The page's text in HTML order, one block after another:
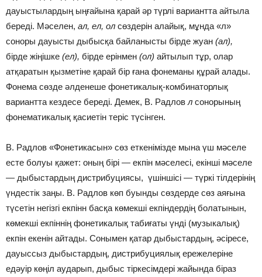
дауыстылардың ыңғайына қарай әр түрлі вариантта айтыла
береді. Мәселен, ал, ел, ол сөздерін алайық, мұнда «л»
соноры дауысты дыбысқа байланысты бірде жуан (ал),
бірде жіңішке (ел), бірде ерінмен (ол) айтылып тұр, олар
атқаратын қызметіне қарай бір ғана фонеманы құрай алады.
Фонема сөзде әлденеше фонетикалық-комбинаторлық
вариантта кездесе береді. Демек, В. Радлов л сонорының
фонематикалық қасиетін теріс түсінген.
В. Радлов «Фонетикасын» сөз еткенімізде мына үш мәселе
есте болуы қажет: оның бірі — екпін мәселесі, екінші мәселе
— дыбыстардың дистрибуциясы, үшіншісі — түркі тілдерінің
үндестік заңы. В. Радлов көп буынды сөздерде сөз аяғына
түсетін негізгі екпінн басқа көмекші екпіндердің болатынын,
көмекші екпіннің фонетикалық табиғаты үнді (музыкалық)
екпін екенін айтады. Сонымен қатар дыбыстардың, әсіресе,
дауыссыз дыбыстардың, дистрибуциялық ережелеріне
едәуір көңіл аударып, дыбыс тіркесімдері жайында біраз